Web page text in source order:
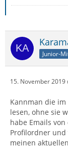
Junior-
15. November 2019
Kannman die
lesen, ohne sie
habe Emails
Profilordner
meinen